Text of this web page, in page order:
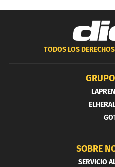
TODOS LOS
SOBRE
SERVICIO